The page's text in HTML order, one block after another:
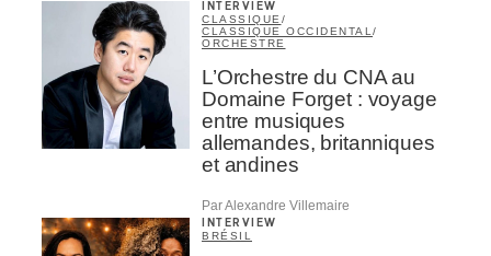
INTERVIEW
CLASSIQUE/
CLASSIQUE OCCIDENTAL/
ORCHESTRE
L’Orchestre du CNA au
Domaine Forget : voyage
entre musiques
allemandes, britanniques
et andines
Par Alexandre Villemaire
INTERVIEW
BRÉSIL